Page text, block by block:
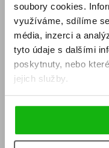
soubory cookies.
využíváme, sdílíme
média, inzerci a
tyto údaje s dalšími
poskytnuty, nebo
jejich služby.
E-SHOP
Aktuality
Naši autoři
Obchodní podmínky
Jak nakoupit
KONTAKTY